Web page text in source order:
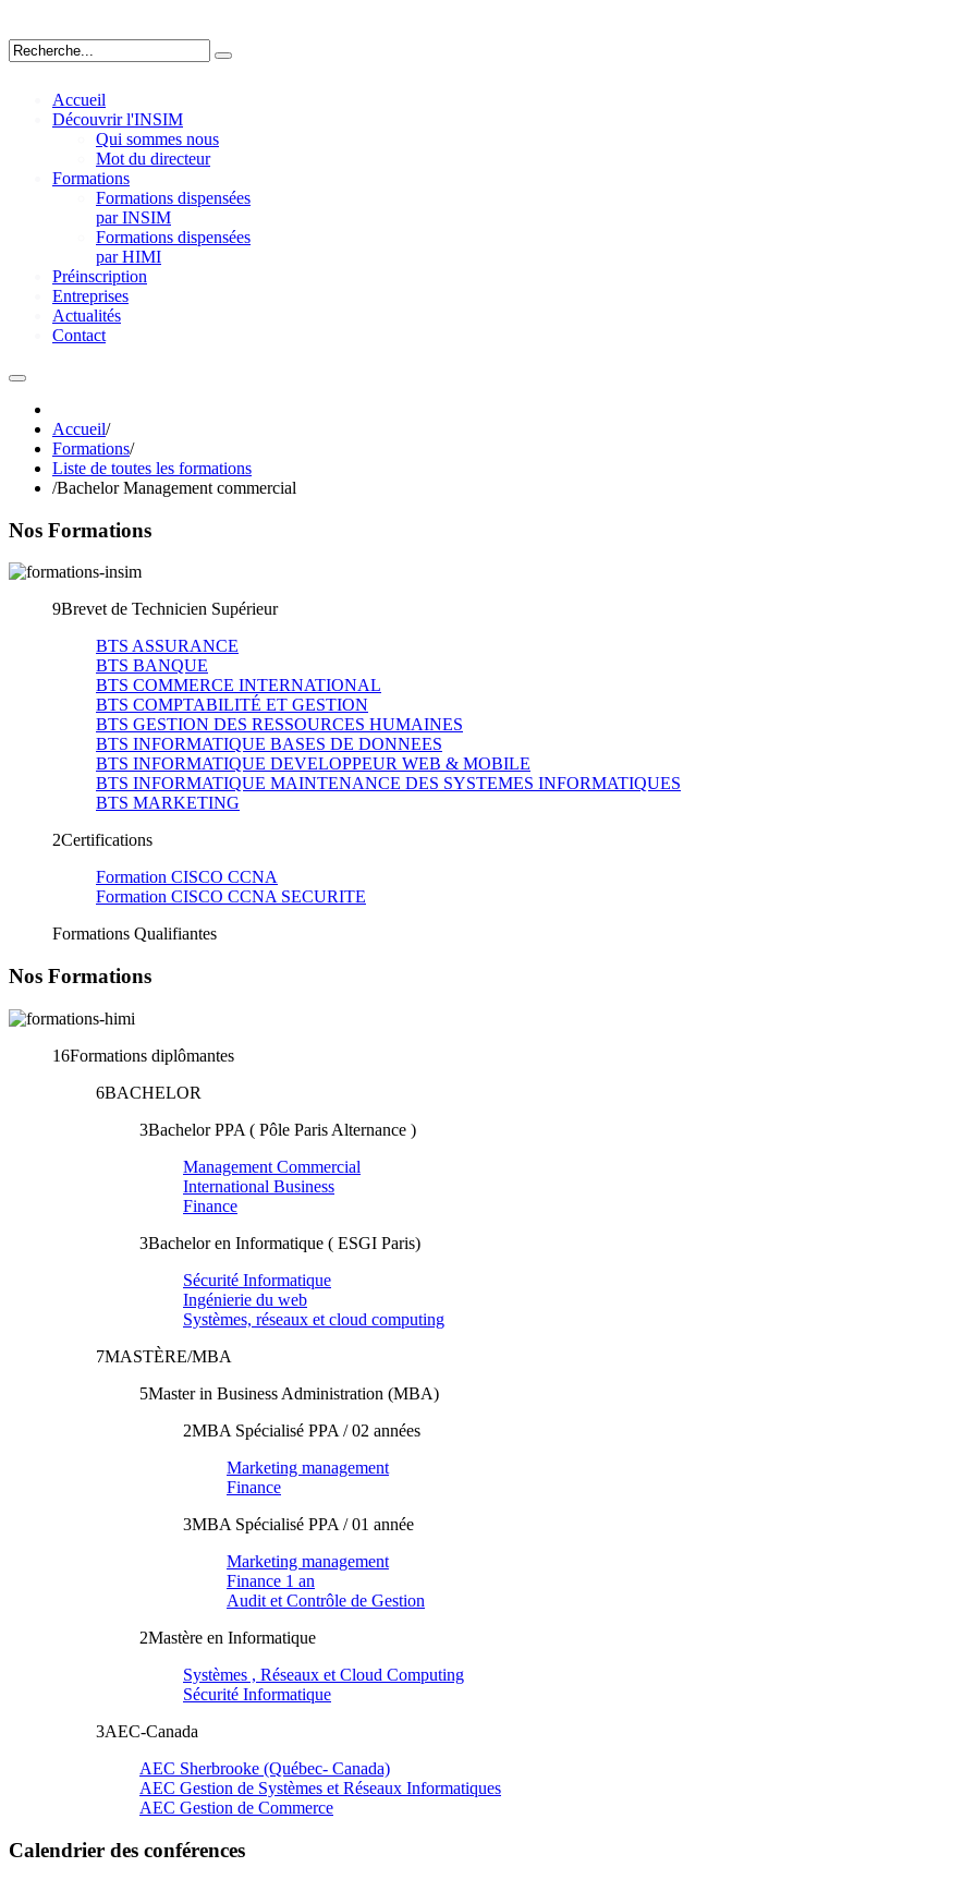
Accueil
Découvrir l'INSIM
Qui sommes nous
Mot du directeur
Formations
Formations dispensées
par INSIM
Formations dispensées
par HIMI
Préinscription
Entreprises
Actualités
Contact
Accueil/
Formations/
Liste de toutes les formations
/Bachelor Management commercial
Nos Formations
9Brevet de Technicien Supérieur
BTS ASSURANCE
BTS BANQUE
BTS COMMERCE INTERNATIONAL
BTS COMPTABILITÉ ET GESTION
BTS GESTION DES RESSOURCES HUMAINES
BTS INFORMATIQUE BASES DE DONNEES
BTS INFORMATIQUE DEVELOPPEUR WEB & MOBILE
BTS INFORMATIQUE MAINTENANCE DES SYSTEMES INFORMATIQUES
BTS MARKETING
2Certifications
Formation CISCO CCNA
Formation CISCO CCNA SECURITE
Formations Qualifiantes
Nos Formations
16Formations diplômantes
6BACHELOR
3Bachelor PPA ( Pôle Paris Alternance )
Management Commercial
International Business
Finance
3Bachelor en Informatique ( ESGI Paris)
Sécurité Informatique
Ingénierie du web
Systèmes, réseaux et cloud computing
7MASTÈRE/MBA
5Master in Business Administration (MBA)
2MBA Spécialisé PPA / 02 années
Marketing management
Finance
3MBA Spécialisé PPA / 01 année
Marketing management
Finance 1 an
Audit et Contrôle de Gestion
2Mastère en Informatique
Systèmes , Réseaux et Cloud Computing
Sécurité Informatique
3AEC-Canada
AEC Sherbrooke (Québec- Canada)
AEC Gestion de Systèmes et Réseaux Informatiques
AEC Gestion de Commerce
Calendrier des conférences